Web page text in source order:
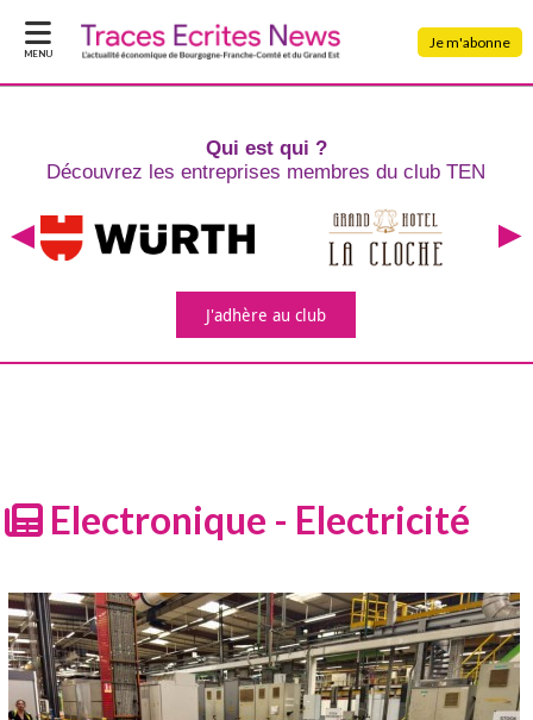
MENU
Je m'abonne
Qui est qui ?
Découvrez les entreprises membres du club TEN
J'adhèreau club
Electronique - Electricité